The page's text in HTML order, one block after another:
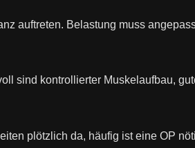
auftreten. Belastung muss
sind kontrollierter Muskelaufbau,
plötzlich da, häufig ist eine OP